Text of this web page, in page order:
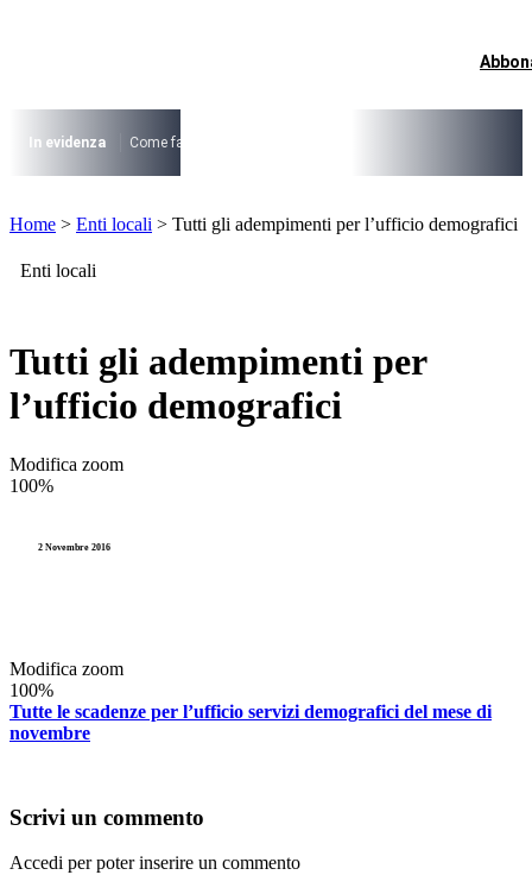
I più cercati
Lorem ipsum dolor sit amet consectetur
In evidenza Come fare per …
Lorem ipsum dolor sit amet consectetur
Home > Enti locali > Tutti gli adempimenti per l’ufficio demografici
Enti locali
Tutti gli adempimenti per
l’ufficio demografici
Modifica zoom
100%
2 Novembre 2016
Modifica zoom
100%
Tutte le scadenze per l’ufficio servizi demografici del mese di
novembre
Scrivi un commento
Accedi per poter inserire un commento